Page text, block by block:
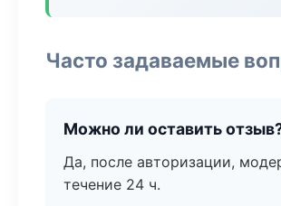
Часто задаваемые
Можно ли оставить
Да, после авторизации,
течение 24 ч.